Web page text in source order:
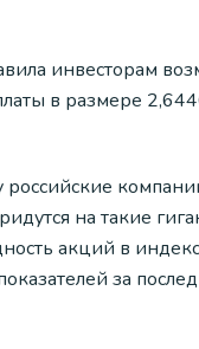
инвесторам
в размере
на такие
акций в
за